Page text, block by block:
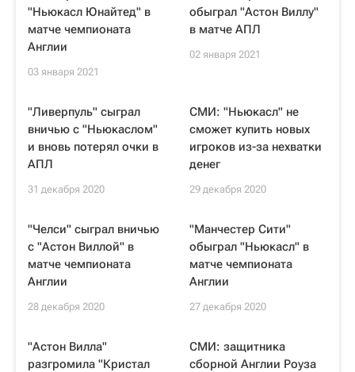
"Ньюкасл Юнайтед" в
матче чемпионата
Англии
03 января 2021
обыграл "Астон Виллу"
в матче АПЛ
02 января 2021
"Ливерпуль" сыграл
вничью с "Ньюкаслом"
и вновь потерял очки в
АПЛ
31 декабря 2020
СМИ: "Ньюкасл" не
сможет купить новых
игроков из-за нехватки
денег
29 декабря 2020
"Челси" сыграл вничью
с "Астон Виллой" в
матче чемпионата
Англии
28 декабря 2020
"Манчестер Сити"
обыграл "Ньюкасл" в
матче чемпионата
Англии
27 декабря 2020
"Астон Вилла"
разгромила "Кристал
СМИ: защитника
сборной Англии Роуза